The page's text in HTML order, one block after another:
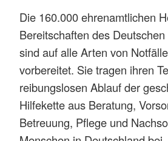
Die 160.000 ehrenamtlichen
Bereitschaften des
sind auf alle Arten von
vorbereitet. Sie tragen ihren
reibungslosen Ablauf der
Hilfekette aus Beratung,
Betreuung, Pflege und